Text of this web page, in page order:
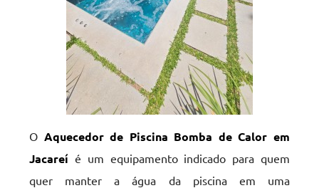
O Aquecedor de Piscina Bomba de Calor em
Jacareí é um equipamento indicado para quem
quer manter a água da piscina em uma